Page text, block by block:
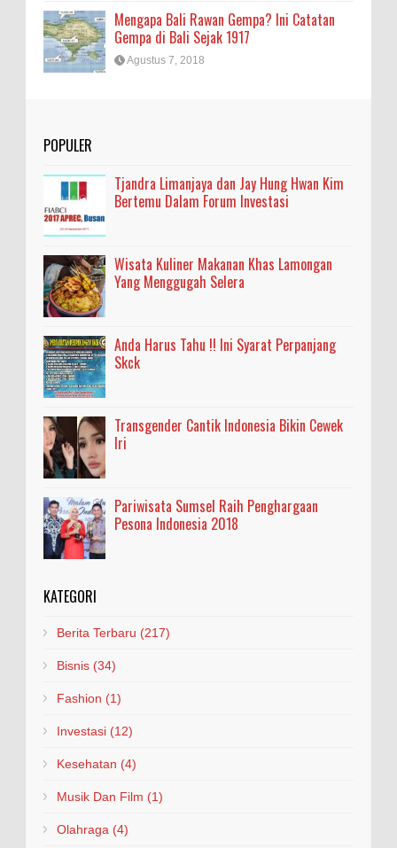
Mengapa Bali Rawan Gempa? Ini Catatan
Gempa di Bali Sejak 1917
Agustus 7, 2018
POPULER
Tjandra Limanjaya dan Jay Hung Hwan Kim
Bertemu Dalam Forum Investasi
Wisata Kuliner Makanan Khas Lamongan
Yang Menggugah Selera
Anda Harus Tahu !! Ini Syarat Perpanjang
Skck
Transgender Cantik Indonesia Bikin Cewek
Iri
Pariwisata Sumsel Raih Penghargaan
Pesona Indonesia 2018
KATEGORI
Berita Terbaru (217)
Bisnis (34)
Fashion (1)
Investasi (12)
Kesehatan (4)
Musik Dan Film (1)
Olahraga (4)